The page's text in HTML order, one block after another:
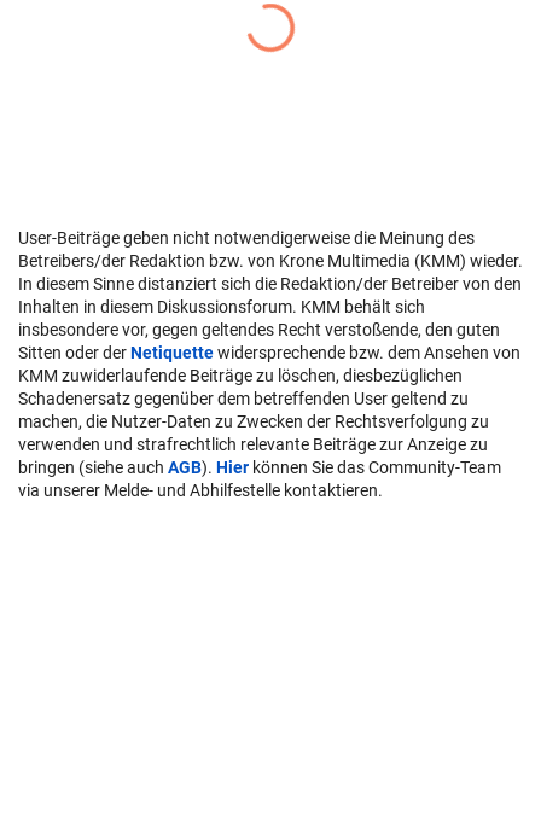
User-Beiträge geben nicht notwendigerweise die Meinung des
Betreibers/der Redaktion bzw. von Krone Multimedia (KMM) wieder.
In diesem Sinne distanziert sich die Redaktion/der Betreiber von den
Inhalten in diesem Diskussionsforum. KMM behält sich
insbesondere vor, gegen geltendes Recht verstoßende, den guten
Sitten oder derNetiquettewidersprechende bzw. dem Ansehen von
KMM zuwiderlaufende Beiträge zu löschen, diesbezüglichen
Schadenersatz gegenüber dem betreffenden User geltend zu
machen, die Nutzer-Daten zu Zwecken der Rechtsverfolgung zu
verwenden und strafrechtlich relevante Beiträge zur Anzeige zu
bringen (siehe auch AGB). Hier können Sie das Community-Team
via unserer Melde- und Abhilfestelle kontaktieren.